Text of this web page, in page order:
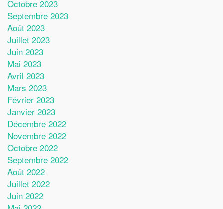
Octobre 2023
Septembre 2023
Août 2023
Juillet 2023
Juin 2023
Mai 2023
Avril 2023
Mars 2023
Février 2023
Janvier 2023
Décembre 2022
Novembre 2022
Octobre 2022
Septembre 2022
Août 2022
Juillet 2022
Juin 2022